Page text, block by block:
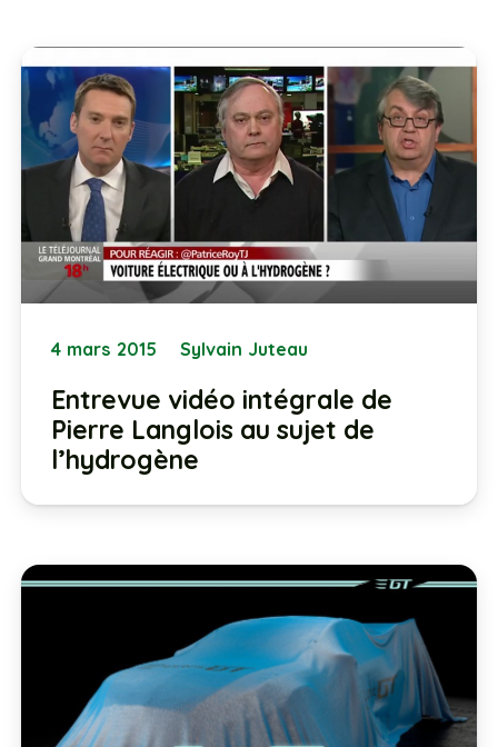
4 mars 2015 Sylvain Juteau
Entrevue vidéo intégrale de
Pierre Langlois au sujet de
l’hydrogène